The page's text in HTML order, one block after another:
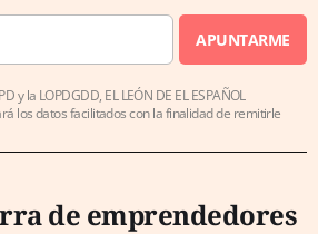
APUNTARME
y la LOPDGDD, EL LEÓN DE EL ESPAÑOL
los datos facilitados con la finalidad de remitirle
de emprendedores